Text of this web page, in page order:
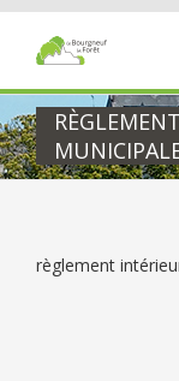
Passer
contenu
règlement